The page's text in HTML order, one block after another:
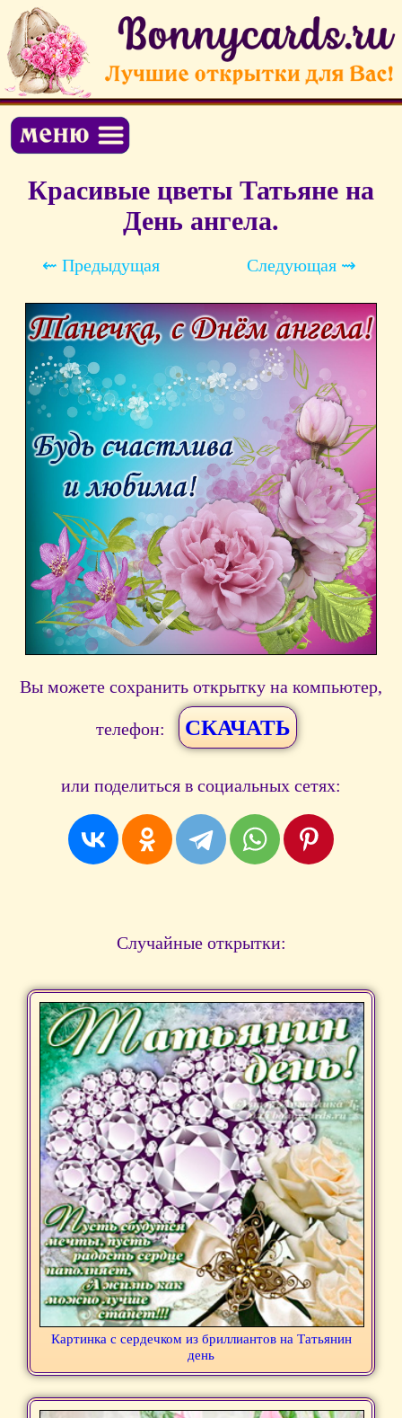
Красивые цветы Татьяне на
День ангела.
⇜ Предыдущая Следующая ⇝
Вы можете сохранить открытку на компьютер,
телефон: СКАЧАТЬ
или поделиться в социальных сетях:
Случайные открытки:
Картинка с сердечком из бриллиантов на Татьянин
день